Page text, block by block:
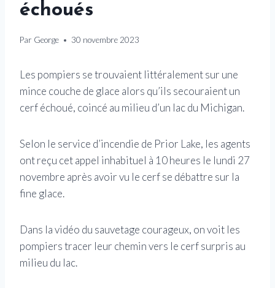
échoués
Par George 30 novembre 2023
Les pompiers se trouvaient littéralement sur une
mince couche de glace alors qu’ils secouraient un
cerf échoué, coincé au milieu d’un lac du Michigan.
Selon le service d’incendie de Prior Lake, les agents
ont reçu cet appel inhabituel à 10 heures le lundi 27
novembre après avoir vu le cerf se débattre sur la
fine glace.
Dans la vidéo du sauvetage courageux, on voit les
pompiers tracer leur chemin vers le cerf surpris au
milieu du lac.